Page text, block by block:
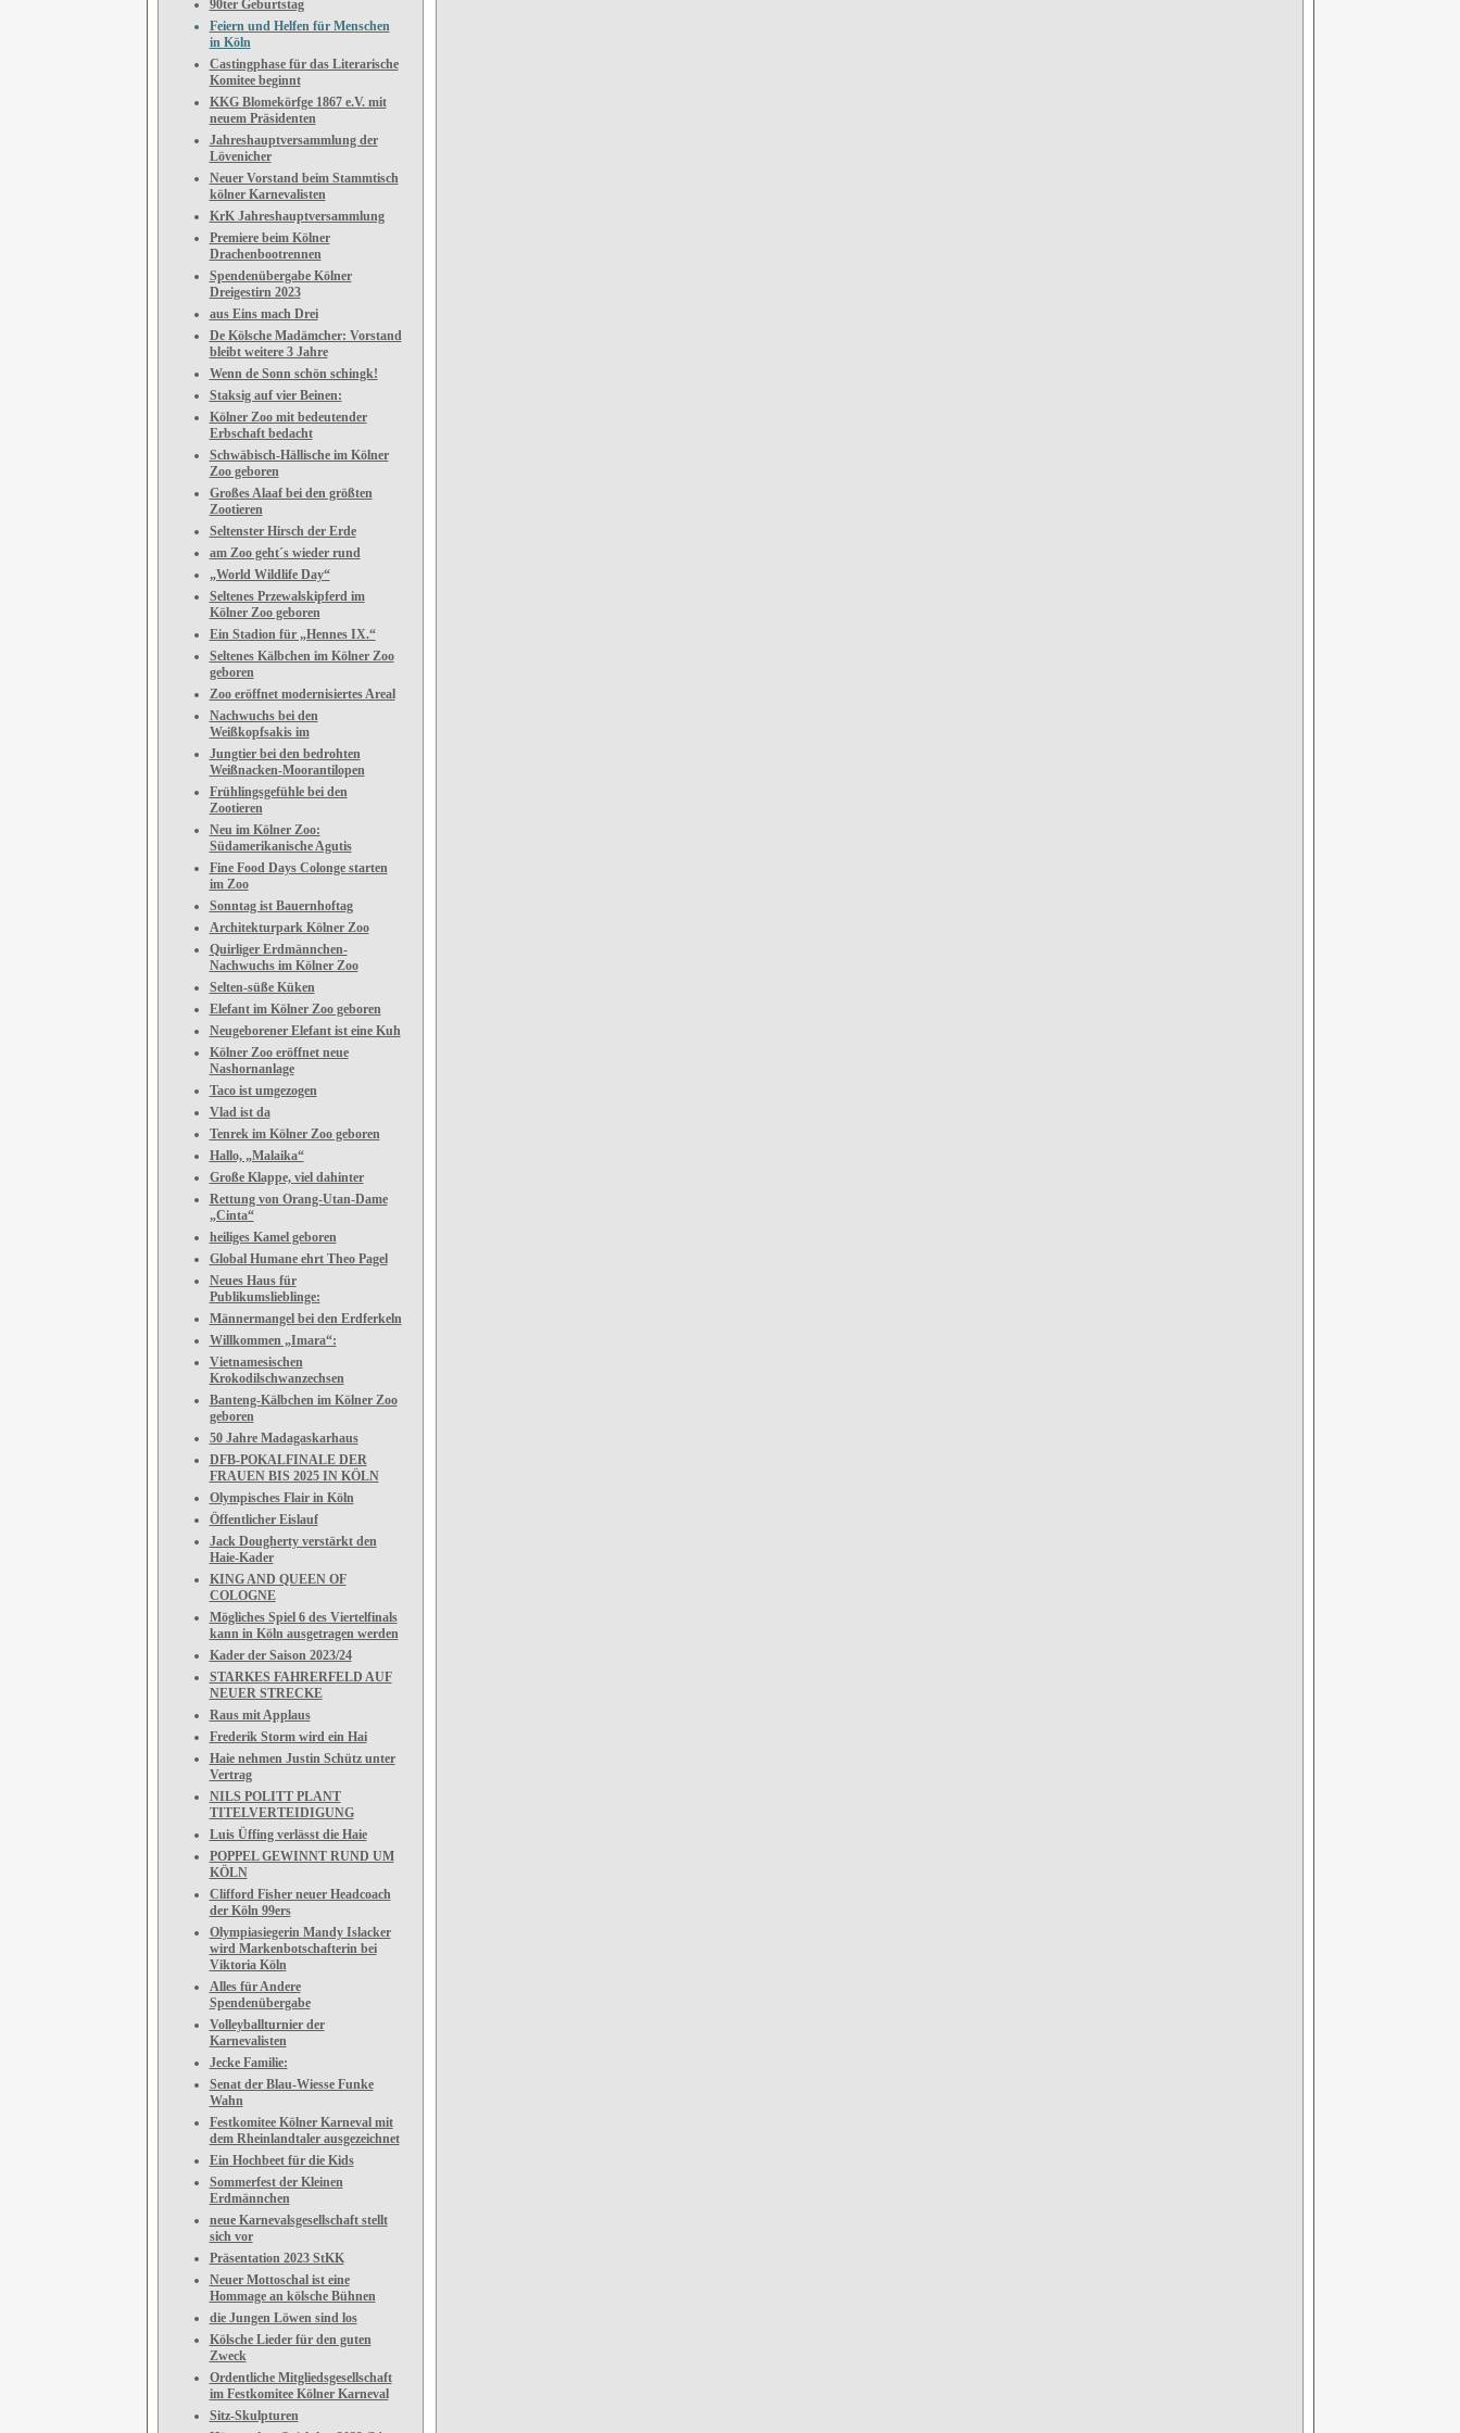
90ter Geburtstag
Feiern und Helfen für Menschen
in Köln
Castingphase für das Literarische
Komitee beginnt
KKG Blomekörfge 1867 e.V. mit
neuem Präsidenten
Jahreshauptversammlung der
Lövenicher
Neuer Vorstand beim Stammtisch
kölner Karnevalisten
KrK Jahreshauptversammlung
Premiere beim Kölner
Drachenbootrennen
Spendenübergabe Kölner
Dreigestirn 2023
aus Eins mach Drei
De Kölsche Madämcher: Vorstand
bleibt weitere 3 Jahre
Wenn de Sonn schön schingk!
Staksig auf vier Beinen:
Kölner Zoo mit bedeutender
Erbschaft bedacht
Schwäbisch-Hällische im Kölner
Zoo geboren
Großes Alaaf bei den größten
Zootieren
Seltenster Hirsch der Erde
am Zoo geht´s wieder rund
„World Wildlife Day“
Seltenes Przewalskipferd im
Kölner Zoo geboren
Ein Stadion für „Hennes IX.“
Seltenes Kälbchen im Kölner Zoo
geboren
Zoo eröffnet modernisiertes Areal
Nachwuchs bei den
Weißkopfsakis im
Jungtier bei den bedrohten
Weißnacken-Moorantilopen
Frühlingsgefühle bei den
Zootieren
Neu im Kölner Zoo:
Südamerikanische Agutis
Fine Food Days Colonge starten
im Zoo
Sonntag ist Bauernhoftag
Architekturpark Kölner Zoo
Quirliger Erdmännchen-
Nachwuchs im Kölner Zoo
Selten-süße Küken
Elefant im Kölner Zoo geboren
Neugeborener Elefant ist eine Kuh
Kölner Zoo eröffnet neue
Nashornanlage
Taco ist umgezogen
Vlad ist da
Tenrek im Kölner Zoo geboren
Hallo, „Malaika“
Große Klappe, viel dahinter
Rettung von Orang-Utan-Dame
„Cinta“
heiliges Kamel geboren
Global Humane ehrt Theo Pagel
Neues Haus für
Publikumslieblinge:
Männermangel bei den Erdferkeln
Willkommen „Imara“:
Vietnamesischen
Krokodilschwanzechsen
Banteng-Kälbchen im Kölner Zoo
geboren
50 Jahre Madagaskarhaus
DFB-POKALFINALE DER
FRAUEN BIS 2025 IN KÖLN
Olympisches Flair in Köln
Öffentlicher Eislauf
Jack Dougherty verstärkt den
Haie-Kader
KING AND QUEEN OF
COLOGNE
Mögliches Spiel 6 des Viertelfinals
kann in Köln ausgetragen werden
Kader der Saison 2023/24
STARKES FAHRERFELD AUF
NEUER STRECKE
Raus mit Applaus
Frederik Storm wird ein Hai
Haie nehmen Justin Schütz unter
Vertrag
NILS POLITT PLANT
TITELVERTEIDIGUNG
Luis Üffing verlässt die Haie
POPPEL GEWINNT RUND UM
KÖLN
Clifford Fisher neuer Headcoach
der Köln 99ers
Olympiasiegerin Mandy Islacker
wird Markenbotschafterin bei
Viktoria Köln
Alles für Andere
Spendenübergabe
Volleyballturnier der
Karnevalisten
Jecke Familie:
Senat der Blau-Wiesse Funke
Wahn
Festkomitee Kölner Karneval mit
dem Rheinlandtaler ausgezeichnet
Ein Hochbeet für die Kids
Sommerfest der Kleinen
Erdmännchen
neue Karnevalsgesellschaft stellt
sich vor
Präsentation 2023 StKK
Neuer Mottoschal ist eine
Hommage an kölsche Bühnen
die Jungen Löwen sind los
Kölsche Lieder für den guten
Zweck
Ordentliche Mitgliedsgesellschaft
im Festkomitee Kölner Karneval
Sitz-Skulpturen